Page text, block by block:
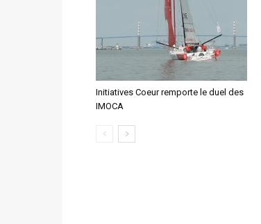
Initiatives Coeur remporte le duel des
IMOCA